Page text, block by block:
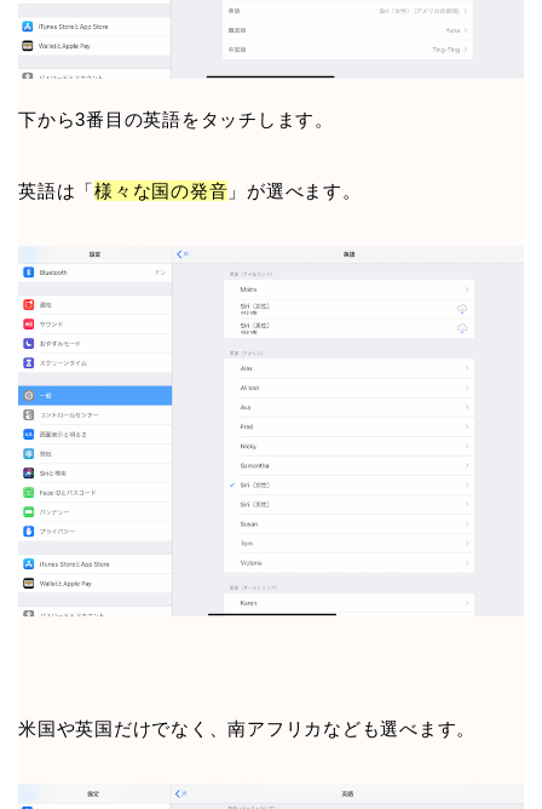
下から3番目の英語をタッチします。
英語は「様々な国の発音 」が選べます。
米国や英国だけでなく、南アフリカなども選べます。